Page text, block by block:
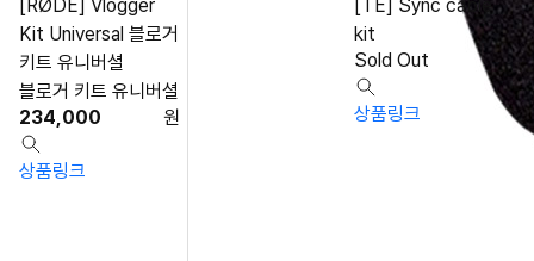
[RØDE] Vlogger
Kit Universal 블로거
키트 유니버셜
블로거 키트 유니버셜
234,000
원
상품링크
[TE] Sync cable
kit
Sold Out
상품링크